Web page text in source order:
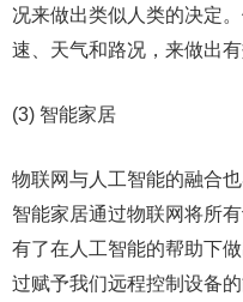
况来做出类似人类的决定
速、天气和路况，来做出有
(3) 智能家居
物联网与人工智能的融合
智能家居通过物联网将所
有了在人工智能的帮助下
过赋予我们远程控制设备